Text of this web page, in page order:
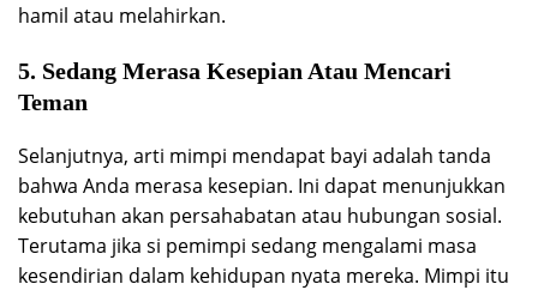
hamil atau melahirkan.
5. Sedang Merasa Kesepian Atau Mencari
Teman
Selanjutnya, arti mimpi mendapat bayi adalah tanda
bahwa Anda merasa kesepian. Ini dapat menunjukkan
kebutuhan akan persahabatan atau hubungan sosial.
Terutama jika si pemimpi sedang mengalami masa
kesendirian dalam kehidupan nyata mereka. Mimpi itu